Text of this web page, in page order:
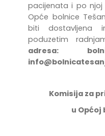
pacijenata i po
Opće bolnice
biti dostavljena
poduzetim
adresa:
Komisija za
u Općoj